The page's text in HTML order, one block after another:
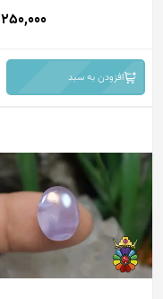
250,000
افزودن به سبد